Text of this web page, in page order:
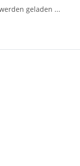
geladen ...